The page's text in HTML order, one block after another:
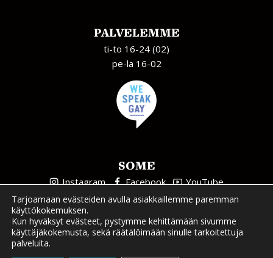
PALVELEMME
ti-to 16-24 (02)
pe-la 16-02
SOME
Instagram Facebook YouTube
Tietosuojaseloste
Tarjoamaan evästeiden avulla asiakkaillemme paremman
käyttökokemuksen.
Kun hyväksyt evästeet, pystymme kehittämään sivumme
käyttäjäkokemusta, sekä räätälöimään sinulle tarkoitettuja
palveluita.